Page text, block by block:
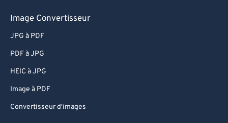
Image Convertisseur
JPG à PDF
PDF à JPG
HEIC à JPG
Image à PDF
Convertisseur d'images